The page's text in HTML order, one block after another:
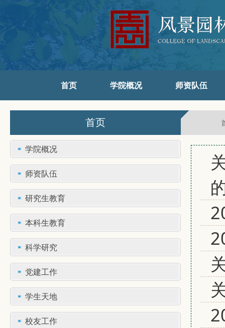
首页 学院概况 师资队伍
首页
学院概况
师资队伍
研究生教育
本科生教育
科学研究
党建工作
学生天地
校友工作